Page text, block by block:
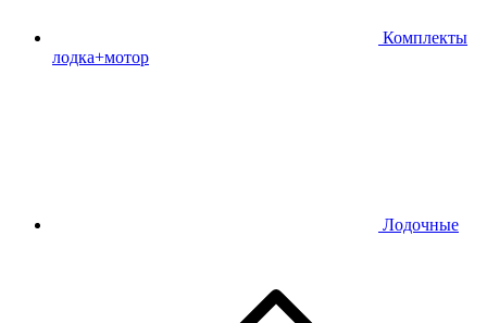
Комплекты
лодка+мотор
Лодочные